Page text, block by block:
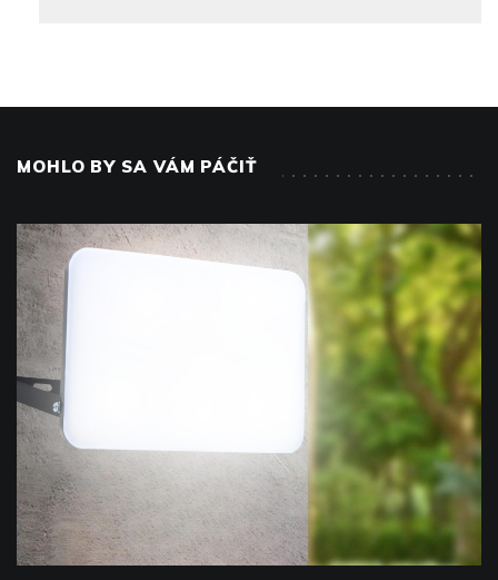
MOHLO BY SA VÁM PÁČIŤ